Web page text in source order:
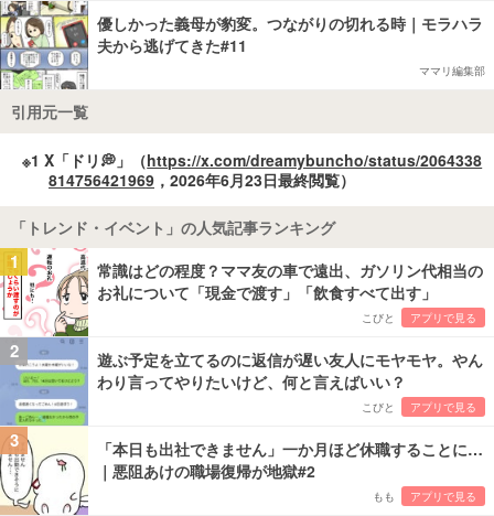
優しかった義母が豹変。つながりの切れる時｜モラハラ
夫から逃げてきた#11
ママリ編集部
引用元一覧
※1 X「ドリ💭」（https://x.com/dreamybuncho/status/2064338
814756421969 ，2026年6月23日最終閲覧）
「トレンド・イベント」の人気記事ランキング
1
常識はどの程度？ママ友の車で遠出、ガソリン代相当の
お礼について「現金で渡す」「飲食すべて出す」
こびと アプリで見る
2
遊ぶ予定を立てるのに返信が遅い友人にモヤモヤ。やん
わり言ってやりたいけど、何と言えばいい？
こびと アプリで見る
3
「本日も出社できません」一か月ほど休職することに…
｜悪阻あけの職場復帰が地獄#2
もも アプリで見る